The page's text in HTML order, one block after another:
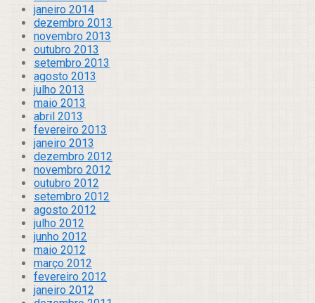
janeiro 2014
dezembro 2013
novembro 2013
outubro 2013
setembro 2013
agosto 2013
julho 2013
maio 2013
abril 2013
fevereiro 2013
janeiro 2013
dezembro 2012
novembro 2012
outubro 2012
setembro 2012
agosto 2012
julho 2012
junho 2012
maio 2012
março 2012
fevereiro 2012
janeiro 2012